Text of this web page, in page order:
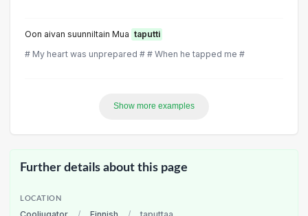
Oon aivan suunniltain Mua taputti
# My heart was unprepared # # When he tapped me #
Show more examples
Further details about this page
LOCATION